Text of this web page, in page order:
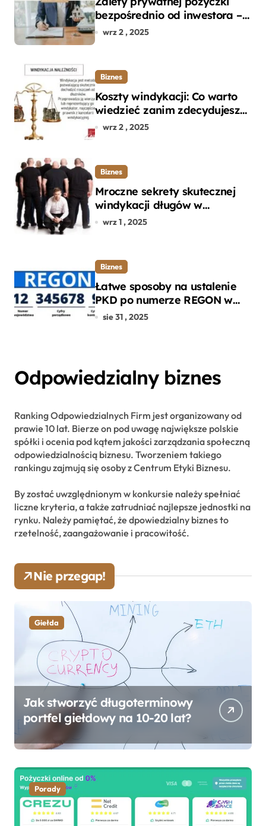
bezpośrednio od inwestora –
dlaczego warto?
wrz 2 , 2025
Biznes
Koszty windykacji: Co warto
wiedzieć zanim zdecydujesz
się na odzyskanie długu?
wrz 2 , 2025
Biznes
Mroczne sekrety skutecznej
windykacji długów w
departamencie windykacji
wrz 1 , 2025
Biznes
Łatwe sposoby na ustalenie
PKD po numerze REGON w
kilku prostych krokach
sie 31 , 2025
Odpowiedzialny biznes
Ranking Odpowiedzialnych Firm jest organizowany od
prawie 10 lat. Bierze on pod uwagę największe polskie
spółki i ocenia pod kątem jakości zarządzania społeczną
odpowiedzialnością biznesu. Tworzeniem takiego
rankingu zajmują się osoby z Centrum Etyki Biznesu.
By zostać uwzględnionym w konkursie należy spełniać
liczne kryteria, a także zatrudniać najlepsze jednostki na
rynku. Należy pamiętać, że dpowiedzialny biznes to
rzetelność, zaangażowanie i pracowitość.
Nie przegap!
Giełda
Jak stworzyć długoterminowy
portfel giełdowy na 10-20 lat?
Porady